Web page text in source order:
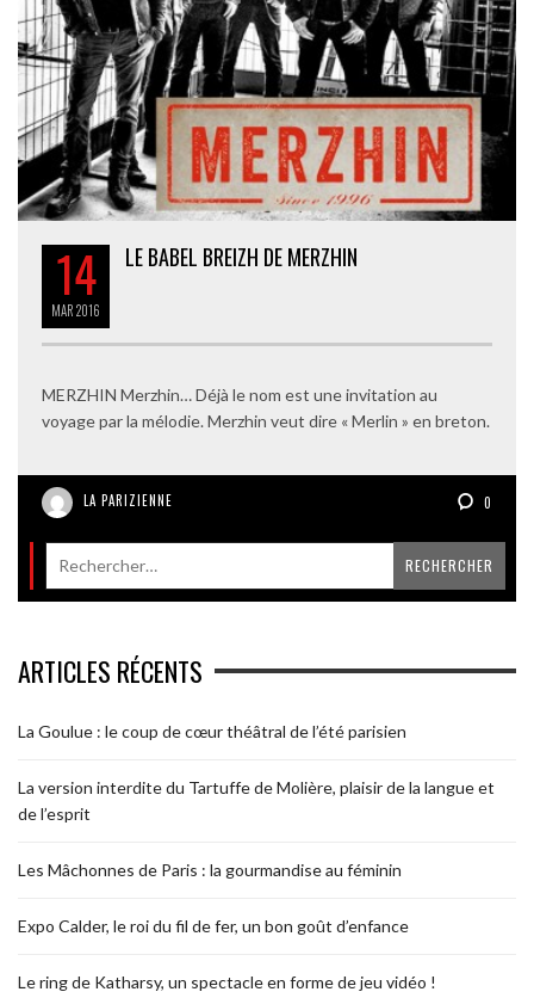
14
MAR2016
LE BABEL BREIZH DE MERZHIN
MERZHIN Merzhin… Déjà le nom est une invitation au
voyage par la mélodie. Merzhin veut dire « Merlin » en breton.
LA PARIZIENNE 0
ARTICLES RÉCENTS
La Goulue : le coup de cœur théâtral de l’été parisien
La version interdite du Tartuffe de Molière, plaisir de la langue et
de l’esprit
Les Mâchonnes de Paris : la gourmandise au féminin
Expo Calder, le roi du fil de fer, un bon goût d’enfance
Le ring de Katharsy, un spectacle en forme de jeu vidéo !